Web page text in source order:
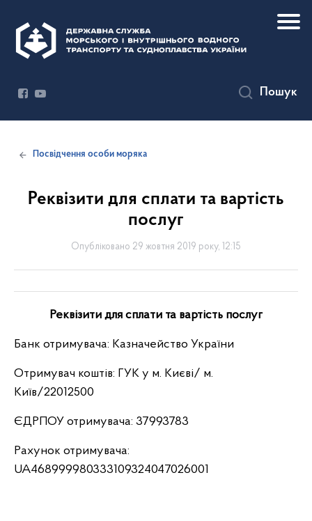
Пошук
Посвідчення особи моряка
Реквізити для сплати та вартість
послуг
Опубліковано 29 жовтня 2019 року, 12:15
Реквізити для сплати та вартість послуг
Банк отримувача: Казначейство України
Отримувач коштів: ГУК у м. Києві/ м.
Київ/22012500
ЄДРПОУ отримувача: 37993783
Рахунок отримувача:
UA468999980333109324047026001